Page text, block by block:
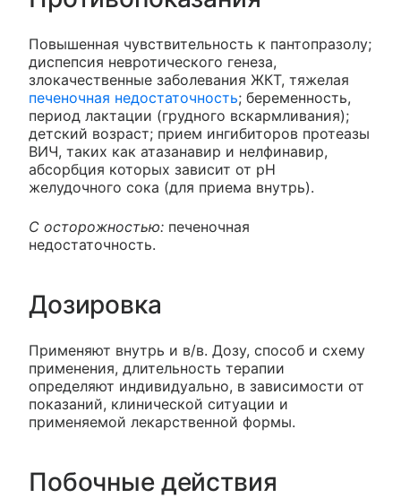
Повышенная чувствительность к пантопразолу;
диспепсия невротического генеза,
злокачественные заболевания ЖКТ, тяжелая
печеночная недостаточность; беременность,
период лактации (грудного вскармливания);
детский возраст; прием ингибиторов протеазы
ВИЧ, таких как атазанавир и нелфинавир,
абсорбция которых зависит от pH
желудочного сока (для приема внутрь).
С осторожностью: печеночная
недостаточность.
Дозировка
Применяют внутрь и в/в. Дозу, способ и схему
применения, длительность терапии
определяют индивидуально, в зависимости от
показаний, клинической ситуации и
применяемой лекарственной формы.
Побочные действия